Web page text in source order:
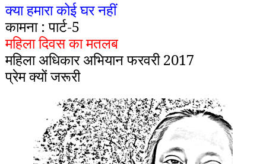
क्या हमारा कोई घर नहीं
कामना : पार्ट-5
महिला दिवस का मतलब
महिला अधिकार अभियान फरवरी 2017
प्रेम क्यों जरूरी